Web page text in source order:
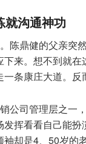
就沟通神功
陈鼎健的父亲突
下来。想不到就
一条康庄大道。
公司管理层之一
挥看看自己能
却是4、50岁的